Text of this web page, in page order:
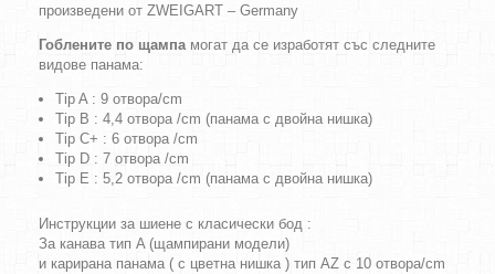
произведени от ZWEIGART – Germany
Гоблените по щампамогат да се изработят със следните
видове панама:
Tip A : 9 отвора/cm
Tip B : 4,4 отвора /cm (панама с двойна нишка)
Tip C+ : 6 отвора /cm
Tip D : 7 отвора /cm
Tip E : 5,2 отвора /cm (панама с двойна нишка)
Инструкции за шиене с класически бод :
За канава тип A (щампирани модели)
и карирана панама ( с цветна нишка ) тип AZ с 10 отвора/cm